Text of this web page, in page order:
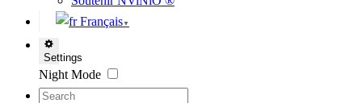
Français ▼
Settings
Night Mode